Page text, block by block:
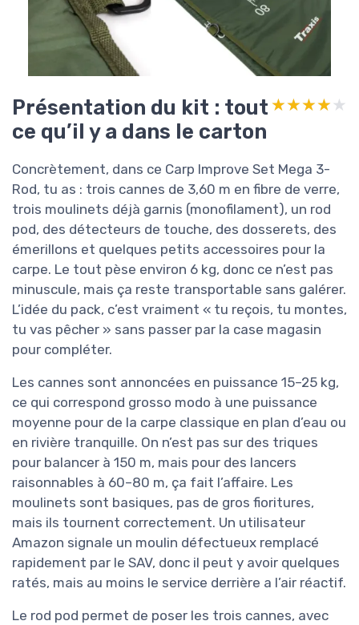
Présentation du kit : tout
ce qu’il y a dans le carton
★★★★★
★★★★★
Concrètement, dans ce Carp Improve Set Mega 3-
Rod, tu as : trois cannes de 3,60 m en fibre de verre,
trois moulinets déjà garnis (monofilament), un rod
pod, des détecteurs de touche, des dosserets, des
émerillons et quelques petits accessoires pour la
carpe. Le tout pèse environ 6 kg, donc ce n’est pas
minuscule, mais ça reste transportable sans galérer.
L’idée du pack, c’est vraiment « tu reçois, tu montes,
tu vas pêcher » sans passer par la case magasin
pour compléter.
Les cannes sont annoncées en puissance 15–25 kg,
ce qui correspond grosso modo à une puissance
moyenne pour de la carpe classique en plan d’eau ou
en rivière tranquille. On n’est pas sur des triques
pour balancer à 150 m, mais pour des lancers
raisonnables à 60–80 m, ça fait l’affaire. Les
moulinets sont basiques, pas de gros fioritures,
mais ils tournent correctement. Un utilisateur
Amazon signale un moulin défectueux remplacé
rapidement par le SAV, donc il peut y avoir quelques
ratés, mais au moins le service derrière a l’air réactif.
Le rod pod permet de poser les trois cannes, avec